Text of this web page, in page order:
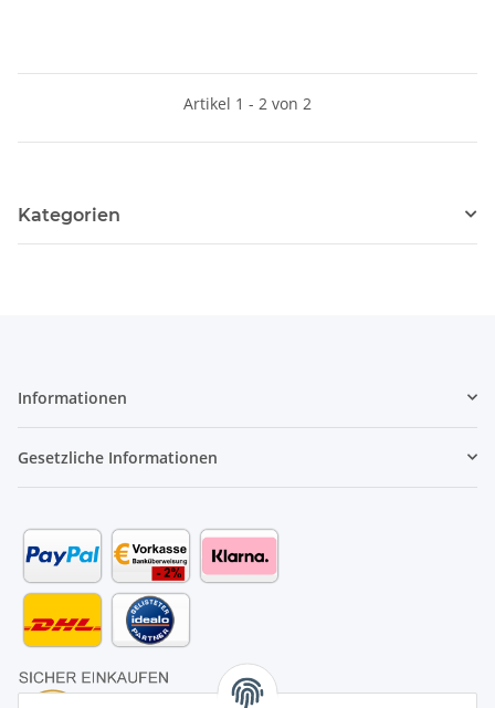
Artikel 1 - 2 von 2
Kategorien
Informationen
Gesetzliche Informationen